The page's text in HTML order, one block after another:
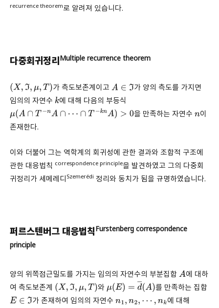
recurrence theorem로 알려져 있습니다.
다중회귀정리Multiple recurrence theorem
(X,ℑ, μ,T) 가 측도보존계이고 A∈ℑ
가 양의 측도를 가지면
임의의 자연수 k에 대해 다음의 부등식
μ(A∩ T −nA ∩⋯ ∩ T −kn A )>0 을 만족하는 자연수n이
존재한다.
이와 더불어 그는 역학계의 회귀성에 관한 결과와 조합적 구조에
관한 대응법칙 correspondence principle을 발견하였고 그의 다중회
귀정리가 세메레디 Szemerédi 정리와 동치가 됨을 규명하였습니다.
퍼르스텐버그 대응법칙Furstenberg correspondence
principle
양의 위쪽점근밀도를 가지는 임의의 자연수의 부분집합 A 에 대하
여 측도보존계 (X,ℑ, μ,T) 와 μ(E)=d― (A)
를 만족하는 집합
E∈ℑ 가 존재하여 임의의 자연수n1,n2,⋯ ,nk 에 대해